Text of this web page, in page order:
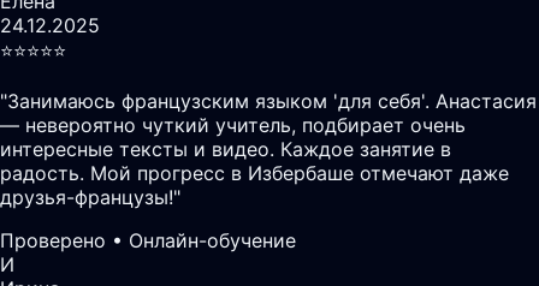
24.12.2025
⭐️⭐️⭐️⭐️⭐️
"Занимаюсь французским языком 'для себя'. Анастасия
— невероятно чуткий учитель, подбирает очень
интересные тексты и видео. Каждое занятие в
радость. Мой прогресс в Избербаше отмечают даже
друзья-французы!"
Проверено • Онлайн-обучение
И